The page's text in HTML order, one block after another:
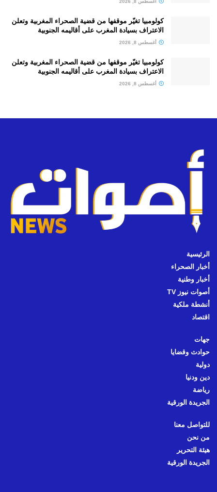
كولومبيا تغيّر موقفها من قضية الصحراء المغربية وتعلن
الاعتراف بسيادة المغرب على أقاليمه الجنوبية
أغسطس 8, 2026
كولومبيا تغيّر موقفها من قضية الصحراء المغربية وتعلن
الاعتراف بسيادة المغرب على أقاليمه الجنوبية
أغسطس 8, 2026
الرئيسية
أخبار الصحراء
أخبار وطنية
أصوات نيوز TV
أنشطة ملكية
اقتصاد
جهات
حوادث وقضايا
دولية
دين ودنيا
رياضة
الجريدة الورقية
للتواصل معنا
من نحن
هيئة التحرير
الجريدة الورقية